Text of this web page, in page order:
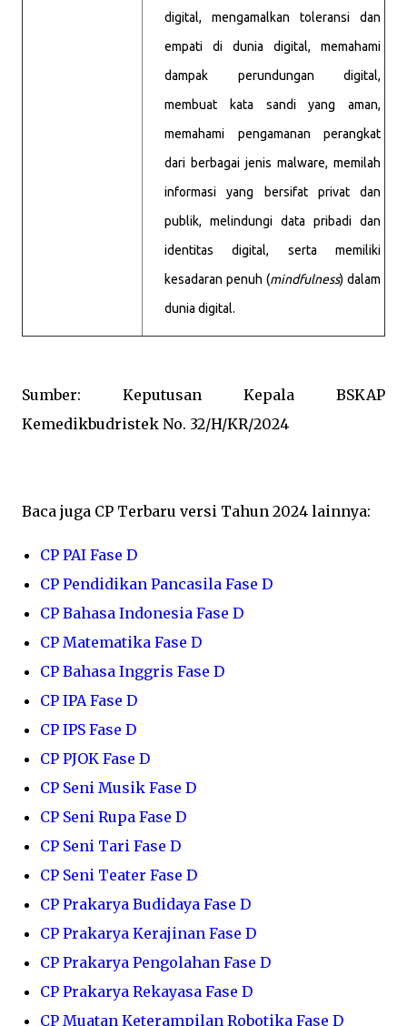
digital, mengamalkan toleransi dan
empati di dunia digital, memahami
dampak perundungan digital,
membuat kata sandi yang aman,
memahami pengamanan perangkat
dari berbagai jenis malware, memilah
informasi yang bersifat privat dan
publik, melindungi data pribadi dan
identitas digital, serta memiliki
kesadaran penuh (mindfulness) dalam
dunia digital.
Sumber: Keputusan Kepala BSKAP
Kemedikbudristek No. 32/H/KR/2024
Baca juga CP Terbaru versi Tahun 2024 lainnya:
CP PAI Fase D
CP Pendidikan Pancasila Fase D
CP Bahasa Indonesia Fase D
CP Matematika Fase D
CP Bahasa Inggris Fase D
CP IPA Fase D
CP IPS Fase D
CP PJOK Fase D
CP Seni Musik Fase D
CP Seni Rupa Fase D
CP Seni Tari Fase D
CP Seni Teater Fase D
CP Prakarya Budidaya Fase D
CP Prakarya Kerajinan Fase D
CP Prakarya Pengolahan Fase D
CP Prakarya Rekayasa Fase D
CP Muatan Keterampilan Robotika Fase D